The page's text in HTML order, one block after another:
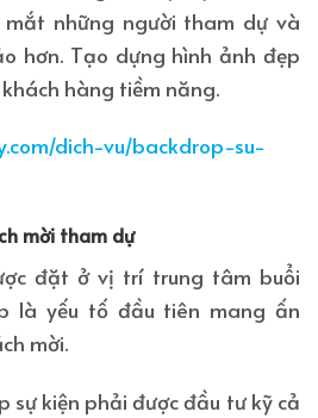
những người tham dự và
hơn. Tạo dựng hình ảnh đẹp
hàng tiềm năng.
dich-vu/backdrop-su-
mời tham dự
đặt ở vị trí trung tâm buổi
là yếu tố đầu tiên mang ấn
mời.
sự kiện phải được đầu tư kỹ cả